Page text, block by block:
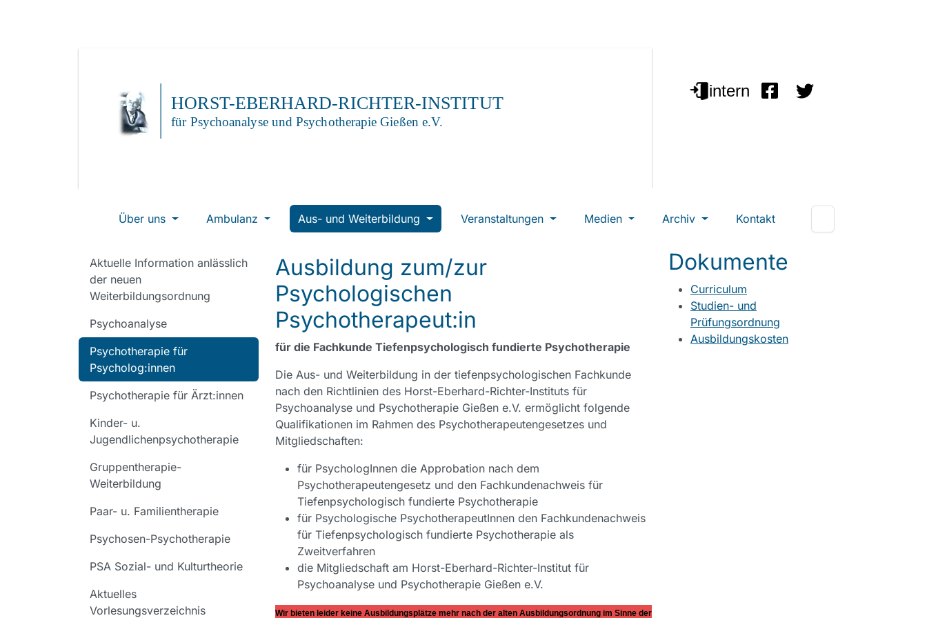
Über uns Ambulanz Aus- und Weiterbildung Veranstaltungen Medien Archiv Kontakt
Aktuelle Information anlässlich
der neuen
Weiterbildungsordnung
Psychoanalyse
Psychotherapie für
Psycholog:innen
Psychotherapie für Ärzt:innen
Kinder- u.
Jugendlichenpsychotherapie
Gruppentherapie-
Weiterbildung
Paar- u. Familientherapie
Psychosen-Psychotherapie
PSA Sozial- und Kulturtheorie
Aktuelles
Vorlesungsverzeichnis
Ausbildung zum/zur
Psychologischen
Psychotherapeut:in
für die Fachkunde Tiefenpsychologisch fundierte Psychotherapie
Die Aus- und Weiterbildung in der tiefenpsychologischen Fachkunde
nach den Richtlinien des Horst-Eberhard-Richter-Instituts für
Psychoanalyse und Psychotherapie Gießen e.V. ermöglicht folgende
Qualifikationen im Rahmen des Psychotherapeutengesetzes und
Mitgliedschaften:
für PsychologInnen die Approbation nach dem
Psychotherapeutengesetz und den Fachkundenachweis für
Tiefenpsychologisch fundierte Psychotherapie
für Psychologische PsychotherapeutInnen den Fachkundenachweis
für Tiefenpsychologisch fundierte Psychotherapie als
Zweitverfahren
die Mitgliedschaft am Horst-Eberhard-Richter-Institut für
Psychoanalyse und Psychotherapie Gießen e.V.
Wir bieten leider keine Ausbildungsplätze mehr nach der alten Ausbildungsordnung im Sinne der
Dokumente
Curriculum
Studien- und
Prüfungsordnung
Ausbildungskosten